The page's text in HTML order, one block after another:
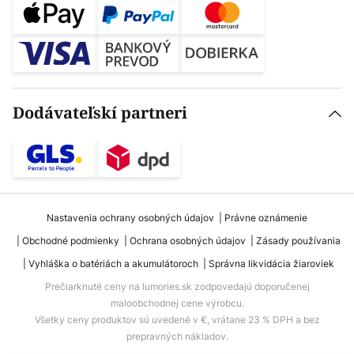
Dodávateľskí partneri
Nastavenia ochrany osobných údajov
Právne oznámenie
Obchodné podmienky
Ochrana osobných údajov
Zásady používania
Vyhláška o batériách a akumulátoroch
Správna likvidácia žiaroviek
Prečiarknuté ceny na lumories.sk zodpovedajú doporučenej
maloobchodnej cene výrobcu.
Všetky ceny produktov sú uvedené v €, vrátane 23 % DPH a bez
prepravných nákladov.